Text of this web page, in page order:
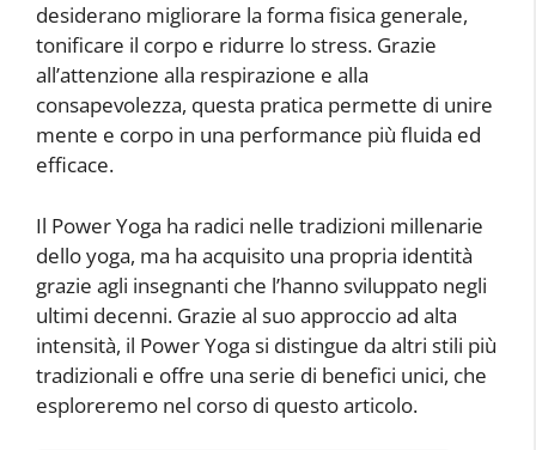
desiderano migliorare la forma fisica generale,
tonificare il corpo e ridurre lo stress. Grazie
all’attenzione alla respirazione e alla
consapevolezza, questa pratica permette di unire
mente e corpo in una performance più fluida ed
efficace.
Il Power Yoga ha radici nelle tradizioni millenarie
dello yoga, ma ha acquisito una propria identità
grazie agli insegnanti che l’hanno sviluppato negli
ultimi decenni. Grazie al suo approccio ad alta
intensità, il Power Yoga si distingue da altri stili più
tradizionali e offre una serie di benefici unici, che
esploreremo nel corso di questo articolo.